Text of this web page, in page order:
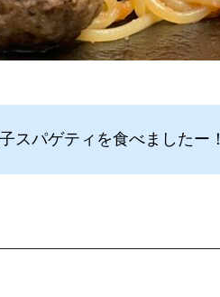
スパゲティを食べましたー！